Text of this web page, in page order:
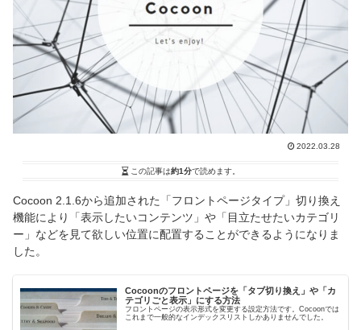
2022.03.28
この記事は約1分で読めます。
Cocoon 2.1.6から追加された「フロントページタイプ」切り換え
機能により「表示したいコンテンツ」や「目立たせたいカテゴリ
ー」などを見て欲しい位置に配置することができるようになりま
した。
Cocoonのフロントページを「タブ切り換え」や「カ
テゴリごと表示」にする方法
フロントページの表示形式を変更する設定方法です。Cocoonでは
これまで一般的なインデックスリストしかありませんでした。